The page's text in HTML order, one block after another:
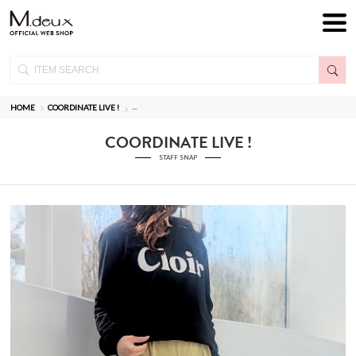
HOME COORDINATE LIVE ! --
COORDINATE LIVE !
STAFF SNAP